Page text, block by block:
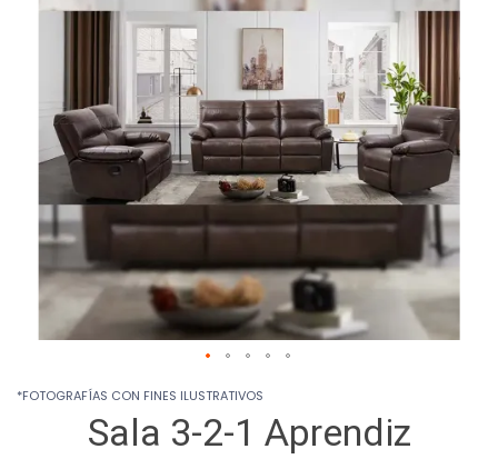
Sala 3-2-1 Aprendiz
images
to
*FOTOGRAFÍAS CON FINES ILUSTRATIVOS